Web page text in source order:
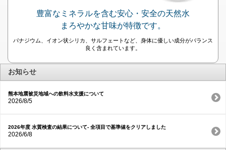
豊富なミネラルを含む安心・安全の天然水
まろやかな甘味が特徴です。
パナジウム、イオン状シリカ、サルフェートなど、身体に優しい成分がバランス
良く含まれています。
お知らせ
熊本地震被災地域への飲料水支援について
2026/8/5
2026年度 水質検査の結果について- 全項目で基準値をクリアしました
2026/6/8